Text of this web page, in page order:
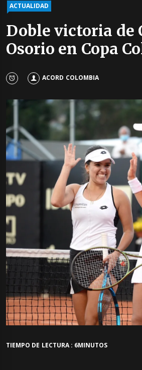
ACTUALIDAD
Doble victoria de
Osorio en Copa
ACORD COLOMBIA
TIEMPO DE LECTURA : 6MINUTOS